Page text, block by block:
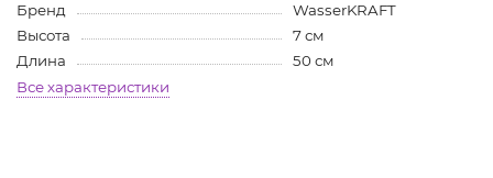
Бренд
WasserKRAFT
Высота
7 см
Длина
50 см
Все характеристики